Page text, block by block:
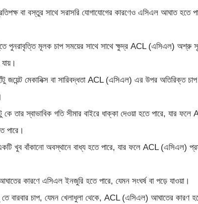
বা বস্তুর সাথে সরাসরি যোগাযোগের কারণেও এসিএল আঘাত হতে
পুনরাবৃত্তি মূলক চাপ সময়ের সাথে সাথে ক্ষুদ্র ACL (এসিএল) অশ্রু
জয়েন্ট মেকানিক্স বা সারিবদ্ধতা ACL (এসিএল) এর উপর অতিরিক্ত চাপ
কে তার স্বাভাবিক গতি সীমার বাইরে ধাক্কা দেওয়া হতে পারে, যার
পারে।
খুব বাঁকানো অবস্থানে বাধ্য হতে পারে, যার ফলে ACL (এসিএল)
কারণে এসিএল ইনজুরি হতে পারে, যেমন সংঘর্ষ বা পড়ে যাওয়া।
বারবার চাপ, যেমন খেলাধুলা থেকে, ACL (এসিএল) আঘাতের কারণ